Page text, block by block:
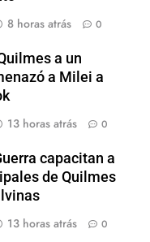
8 horas atrás 0
a un
a Milei a
13 horas atrás 0
capacitan a
de Quilmes
13 horas atrás 0